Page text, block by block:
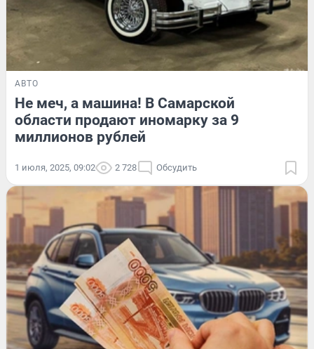
АВТО
Не меч, а машина! В Самарской
области продают иномарку за 9
миллионов рублей
1 июля, 2025, 09:02 2 728 Обсудить